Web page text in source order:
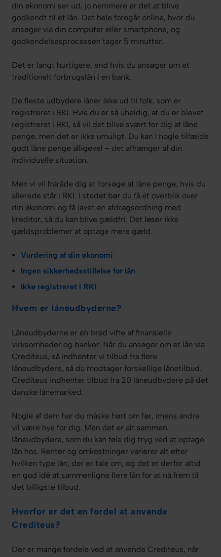
din økonomi ser ud, jo nemmere er det at blive
godkendt til et lån. Det hele foregår online, hvor du
ansøger via din computer eller smartphone, og
godkendelsesprocessen tager 5 minutter.
Det er langt hurtigere, end hvis du ansøger om et
traditionelt forbrugslån i en bank.
De fleste udbydere låner ikke ud til folk, som er
registreret i RKI. Hvis du er så uheldig, at du er blevet
registreret i RKI, så vil det blive svært for dig at låne
penge, men det er ikke umuligt. Du kan i nogle tilfælde
godt låne penge alligevel – det afhænger af din
individuelle situation.
Men vi vil fraråde dig at forsøge at låne penge, hvis du
allerede står i RKI. I stedet bør du få et overblik over
din økonomi og få lavet en afdragsordning med
kreditor, så du kan blive gældfri. Det løser ikke
gældsproblemer at optage mere gæld.
Vurdering af din økonomi
Ingen sikkerhedsstillelse for lån
Ikke registreret i RKI
Hvem er låneudbyderne?
Låneudbyderne er en bred vifte af finansielle
virksomheder og banker. Når du ansøger om et lån via
Crediteus, så indhenter vi tilbud fra flere
låneudbydere, så du modtager forskellige lånetilbud.
Crediteus indhenter tilbud fra 20 låneudbydere på det
danske lånemarked.
Nogle af dem har du måske hørt om før, imens andre
vil være nye for dig. Men det er alt sammen
låneudbydere, som du kan føle dig tryg ved at optage
lån hos. Renter og omkostninger varierer alt efter
hvilken type lån, der er tale om, og det er derfor altid
en god idé at sammenligne flere lån for at nå frem til
det billigste tilbud.
Hvorfor er det en fordel at anvende
Crediteus?
Der er mange fordele ved at anvende Crediteus, når